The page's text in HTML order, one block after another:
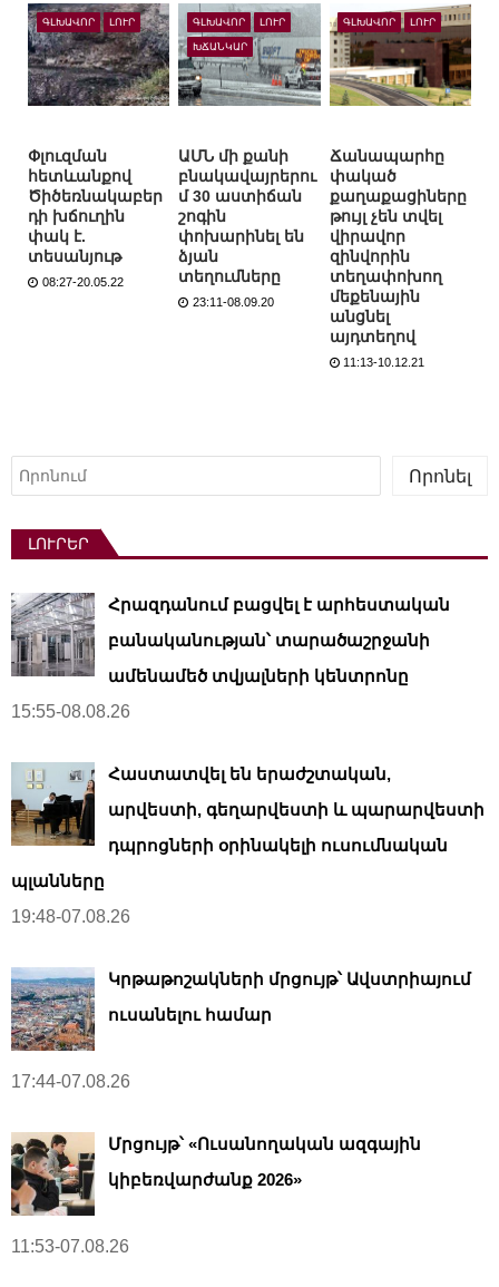
ԳԼԽԱՎՈՐ ԼՈՒՐ
Փլուզման
հետևանքով
Ծիծեռնակաբեր
դի խճուղին
փակ է.
տեսանյութ
08:27-20.05.22
ԳԼԽԱՎՈՐ ԼՈՒՐ
ԽՃԱՆԿԱՐ
ԱՄՆ մի քանի
բնակավայրերու
մ 30 աստիճան
շոգին
փոխարինել են
ձյան
տեղումները
23:11-08.09.20
ԳԼԽԱՎՈՐ ԼՈՒՐ
Ճանապարհը
փակած
քաղաքացիները
թույլ չեն տվել
վիրավոր
զինվորին
տեղափոխող
մեքենային
անցնել
այդտեղով
11:13-10.12.21
Որոնել
Որոնել
ԼՈՒՐԵՐ
Հրազդանում բացվել է արհեստական ​​
բանականության՝ տարածաշրջանի
ամենամեծ տվյալների կենտրոնը
15:55-08.08.26
Հաստատվել են երաժշտական,
արվեստի, գեղարվեստի և պարարվեստի
դպրոցների օրինակելի ուսումնական
պլանները
19:48-07.08.26
Կրթաթոշակների մրցույթ՝ Ավստրիայում
ուսանելու համար
17:44-07.08.26
Մրցույթ՝ «Ուսանողական ազգային
կիբեռվարժանք 2026»
11:53-07.08.26